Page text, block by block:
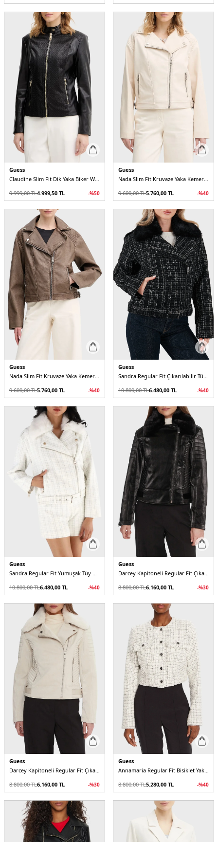
Guess
Claudine Slim Fit Dik Yaka Biker W6RL52WL850 Kadın Ceket
9.999,00TL4.999,50 TL -%50
Guess
Nada Slim Fit Kruvaze Yaka Kemer Detaylı Biker W6RL09WH1X0 Kadın Ceket
9.600,00TL5.760,00 TL -%40
Guess
Nada Slim Fit Kruvaze Yaka Kemer Detaylı Biker W6RL09WH1X0 Kadın Ceket
9.600,00TL5.760,00 TL -%40
Guess
Sandra Regular Fit Çıkarılabilir Tüy Detaylı Yaka Fermuarlı W5BL16W2382 Kadın Ceket
10.800,00TL6.480,00 TL -%40
Guess
Sandra Regular Fit Yumuşak Tüy Detaylı Yaka Fermuarlı W5BL16W2382 Kadın Ceket
10.800,00TL6.480,00 TL -%40
Guess
Darcey Kapitoneli Regular Fit Çıkarılabilir Peluş Yaka Fermuarlı W5BL35W2820 Kadın Ceket
8.800,00TL6.160,00 TL -%30
Guess
Darcey Kapitoneli Regular Fit Çıkarılabilir Peluş Yaka Fermuarlı W5BL35W2820 Kadın Ceket
8.800,00TL6.160,00 TL -%30
Guess
Annamaria Regular Fit Bisiklet Yaka Tüvit Kısa W5YN44WHDB2 Kadın Ceket
8.800,00TL5.280,00 TL -%40